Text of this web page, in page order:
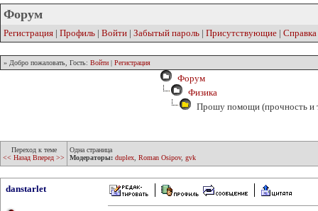
Форум
Регистрация | Профиль | Войти | Забытый пароль | Присутствующие | Справка
» Добро пожаловать, Гость: Войти | Регистрация
Форум
Физика
Прошу помощи (прочность и
Переход к теме
<< Назад Вперед >>
Одна страница
Модераторы: duplex Roman Osipov, gvk
danstarlet